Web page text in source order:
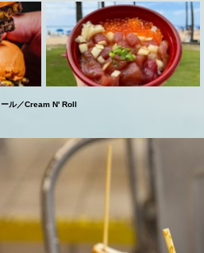
ル／Cream N' Roll